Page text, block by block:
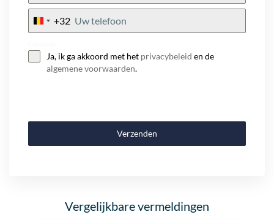
Belgium
+32
Ja, ik ga akkoord met het privacybeleid en de
algemene voorwaarden.
Verzenden
Vergelijkbare vermeldingen